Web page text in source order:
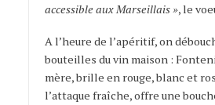
accessible aux Marseillais », le
A l’heure de l’apéritif, on
bouteilles du vin maison :
mère, brille en rouge, blanc et
l’attaque fraîche, offre une